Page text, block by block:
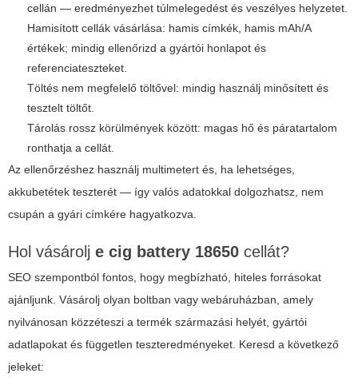
cellán — eredményezhet túlmelegedést és veszélyes helyzetet.
Hamisított cellák vásárlása: hamis címkék, hamis mAh/A
értékek; mindig ellenőrizd a gyártói honlapot és
referenciateszteket.
Töltés nem megfelelő töltővel: mindig használj minősített és
tesztelt töltőt.
Tárolás rossz körülmények között: magas hő és páratartalom
ronthatja a cellát.
Az ellenőrzéshez használj multimetert és, ha lehetséges,
akkubetétek teszterét — így valós adatokkal dolgozhatsz, nem
csupán a gyári címkére hagyatkozva.
Hol vásárolj e cig battery 18650 cellát?
SEO szempontból fontos, hogy megbízható, hiteles forrásokat
ajánljunk. Vásárolj olyan boltban vagy webáruházban, amely
nyilvánosan közzéteszi a termék származási helyét, gyártói
adatlapokat és független teszteredményeket. Keresd a következő
jeleket: